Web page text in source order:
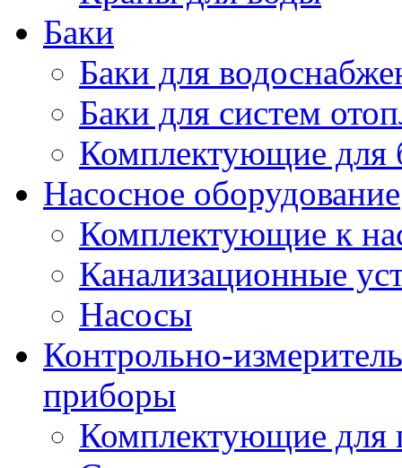
Баки
Баки для
Баки для систем
Комплектующие для
Насосное оборудование
Комплектующие к
Канализационные
Насосы
Контрольно-
приборы
Комплектующие для